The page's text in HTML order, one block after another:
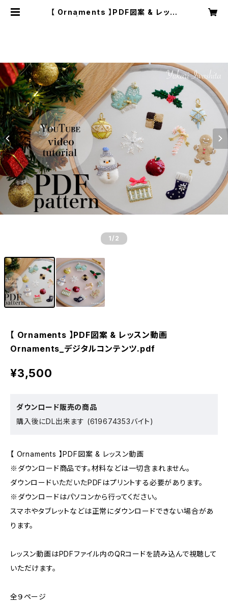
【 Ornaments 】PDF図案 & レッス
1 /2
【 Ornaments 】PDF図案 & レッスン動画
Ornaments_デジタルコンテンツ.pdf
¥3,500
ダウンロード販売の商品
購入後にDL出来ます (619674353バイト)
【 Ornaments 】PDF図案 & レッスン動画
※ダウンロード商品です。材料などは一切含まれません。
ダウンロードいただいたPDFはプリントする必要があります。
※ダウンロードはパソコンから行ってください。
スマホやタブレットなどは正常にダウンロードできない場合があ
ります。
レッスン動画はPDFファイル内のQRコードを読み込んで視聴して
いただけます。
全９ページ